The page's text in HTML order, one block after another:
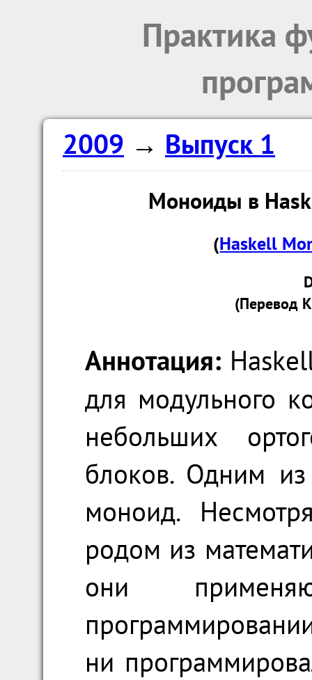
Практика
2009 → Выпуск 1
Моноиды в
(Haskell
(Перевод
Аннотация:
для модульного
небольших
блоков. Одним из
моноид.
родом из
они
ни